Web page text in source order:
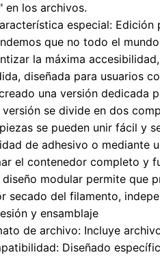
en los archivos.
especial: Edición
que no todo el
la máxima
diseñada para usuarios
una versión dedicada
versión se divide en dos
se pueden unir fácil y
de adhesivo o mediante
el contenedor completo y
diseño modular permite que
secado del filamento,
y ensamblaje
de archivo: Incluye
Diseñado